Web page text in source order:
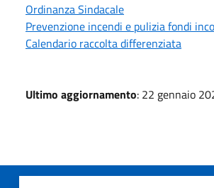
Ordinanza Sindacale
Prevenzione incendi e pulizia fondi
Calendario raccolta differenziata
Ultimo aggiornamento: 22 gennaio